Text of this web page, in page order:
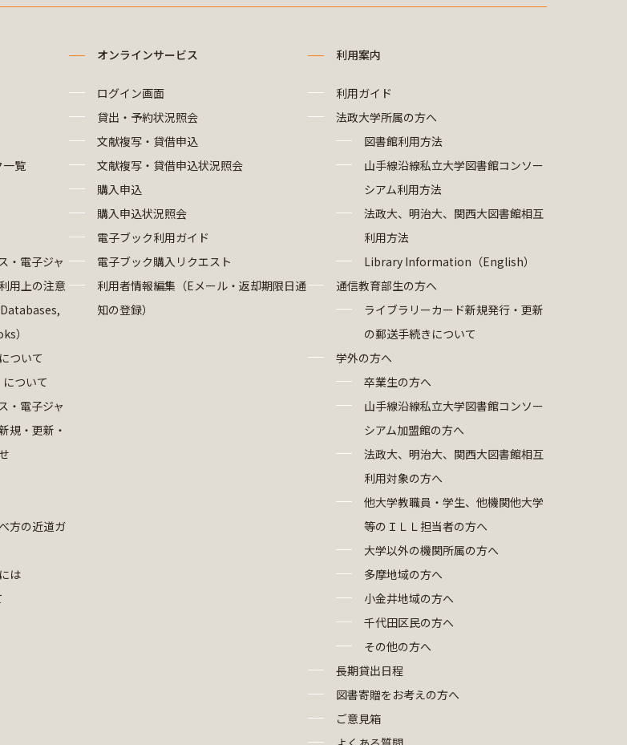
一覧
・電子ジャ
用上の注意
）
ついて
ついて
・電子ジャ
規・更新・
方の近道ガ
は
オンラインサービス
ログイン画面
貸出・予約状況照会
文献複写・貸借申込
文献複写・貸借申込状況照会
購入申込
購入申込状況照会
電子ブック利用ガイド
電子ブック購入リクエスト
利用者情報編集（Eメール・返却期限日通
知の登録）
利用案内
利用ガイド
法政大学所属の方へ
図書館利用方法
山手線沿線私立大学図書館コンソー
シアム利用方法
法政大、明治大、関西大図書館相互
利用方法
Library Information（English）
通信教育部生の方へ
ライブラリーカード新規発行・更新
の郵送手続きについて
学外の方へ
卒業生の方へ
山手線沿線私立大学図書館コンソー
シアム加盟館の方へ
法政大、明治大、関西大図書館相互
利用対象の方へ
他大学教職員・学生、他機関他大学
等のＩＬＬ担当者の方へ
大学以外の機関所属の方へ
多摩地域の方へ
小金井地域の方へ
千代田区民の方へ
その他の方へ
長期貸出日程
図書寄贈をお考えの方へ
ご意見箱